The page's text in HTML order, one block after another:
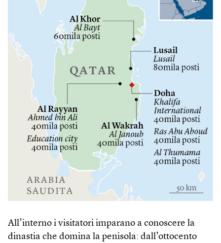
All’interno i visitatori imparano a conoscere la
dinastia che domina la penisola: dall’ottocento